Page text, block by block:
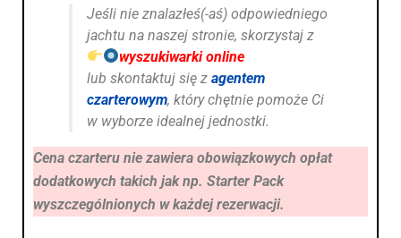
Jeśli nie znalazłeś(-aś) odpowiedniego
jachtu na naszej stronie, skorzystaj z
wyszukiwarki online
lub skontaktuj się z agentem
czarterowym, który chętnie pomoże Ci
w wyborze idealnej jednostki.
Cena czarteru nie zawiera obowiązkowych opłat
dodatkowych takich jak np. Starter Pack
wyszczególnionych w każdej rezerwacji.